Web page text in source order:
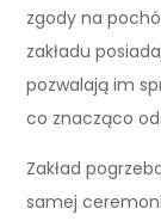
zgody na
zakładu
pozwalają im
co znacząco
Zakład
samej